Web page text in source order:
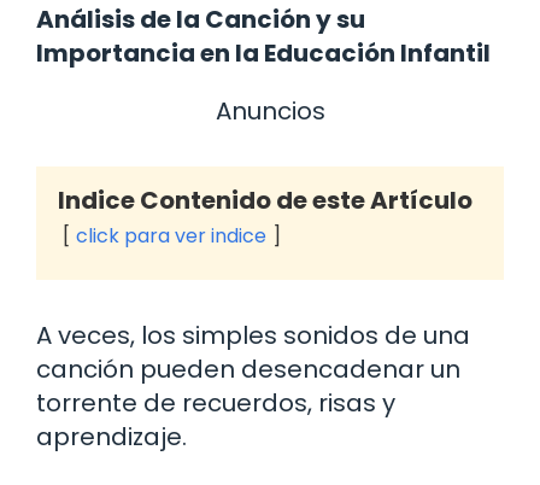
Análisis de la Canción y su
Importancia en la Educación Infantil
Anuncios
Indice Contenido de este Artículo
click para ver indice
A veces, los simples sonidos de una
canción pueden desencadenar un
torrente de recuerdos, risas y
aprendizaje.